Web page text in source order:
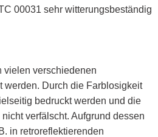
00031 sehr witterungsbeständig
vielen verschiedenen
werden. Durch die Farblosigkeit
bedruckt werden und die
verfälscht. Aufgrund dessen
in retroreflektierenden